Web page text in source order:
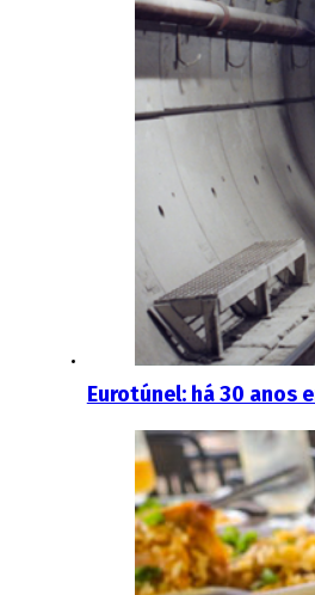
Eurotúnel: há 30 anos